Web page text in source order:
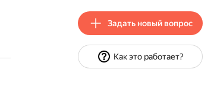
Задать новый вопрос
Как это работает?